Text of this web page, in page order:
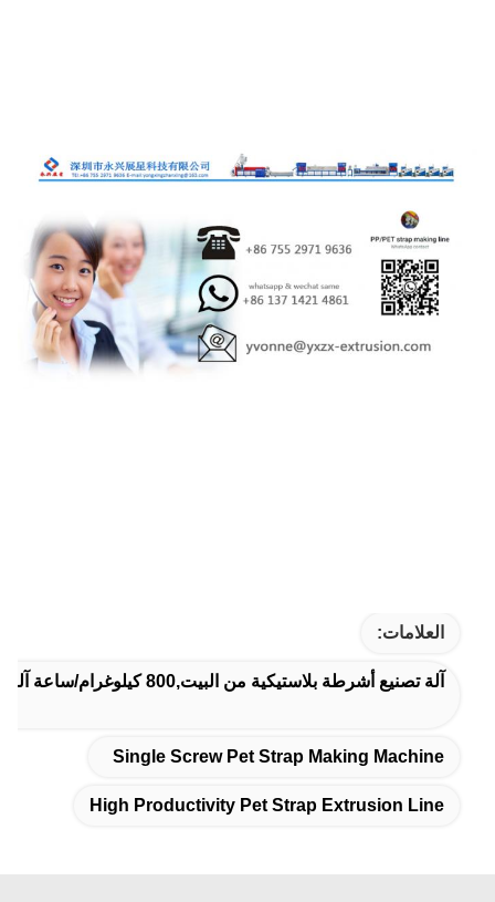
العلامات:
آلة تصنيع أشرطة بلاستيكية من البيت,800 كيلوغرام/ساعة آلة لصنع أشرطة بلاستيكية,خط إنتاجية عالية للخيط الحيوانات الأليفة
Single Screw Pet Strap Making Machine
High Productivity Pet Strap Extrusion Line